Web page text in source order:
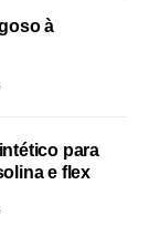
à
para
e flex